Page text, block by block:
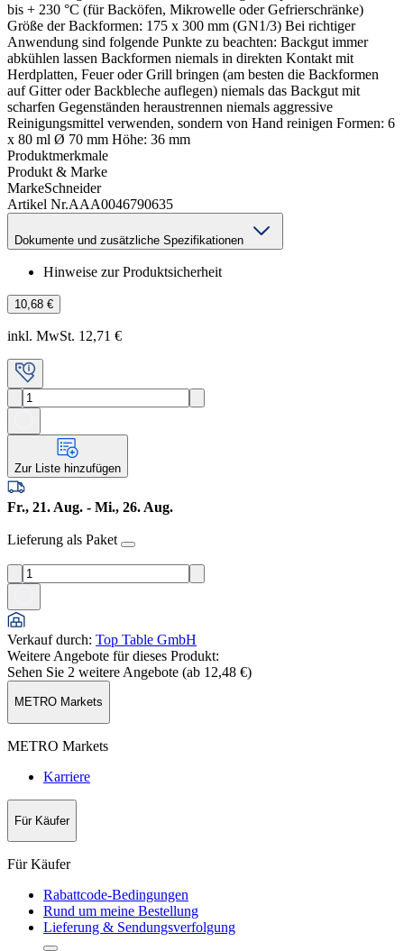
bis + 230 °C (für Backöfen, Mikrowelle oder Gefrierschränke)
Größe der Backformen: 175 x 300 mm (GN1/3) Bei richtiger
Anwendung sind folgende Punkte zu beachten: Backgut immer
abkühlen lassen Backformen niemals in direkten Kontakt mit
Herdplatten, Feuer oder Grill bringen (am besten die Backformen
auf Gitter oder Backbleche auflegen) niemals das Backgut mit
scharfen Gegenständen heraustrennen niemals aggressive
Reinigungsmittel verwenden, sondern von Hand reinigen Formen: 6
x 80 ml Ø 70 mm Höhe: 36 mm
Produktmerkmale
Produkt & Marke
MarkeSchneider
Artikel Nr.AAA0046790635
Dokumente und zusätzliche Spezifikationen
Hinweise zur Produktsicherheit
10,68 €
inkl. MwSt. 12,71 €
Zur Liste hinzufügen
Fr., 21. Aug. - Mi., 26. Aug.
Lieferung als Paket
Verkauf durch: Top Table GmbH
Weitere Angebote für dieses Produkt:
Sehen Sie 2 weitere Angebote (ab 12,48 €)
METRO Markets
METRO Markets
Karriere
Für Käufer
Für Käufer
Rabattcode-Bedingungen
Rund um meine Bestellung
Lieferung & Sendungsverfolgung